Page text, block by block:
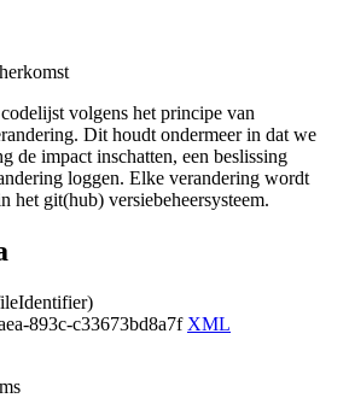
volgens het principe van
Dit houdt ondermeer in dat we
de impact inschatten, een beslissing
loggen. Elke verandering wordt
het git(hub) versiebeheersysteem.
893c-c33673bd8a7f XML